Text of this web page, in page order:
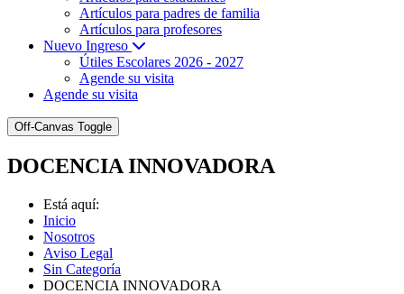
Artículos para padres de familia
Artículos para profesores
Nuevo Ingreso
Útiles Escolares 2026 - 2027
Agende su visita
Agende su visita
Off-Canvas Toggle
DOCENCIA INNOVADORA
Está aquí:
Inicio
Nosotros
Aviso Legal
Sin Categoría
DOCENCIA INNOVADORA